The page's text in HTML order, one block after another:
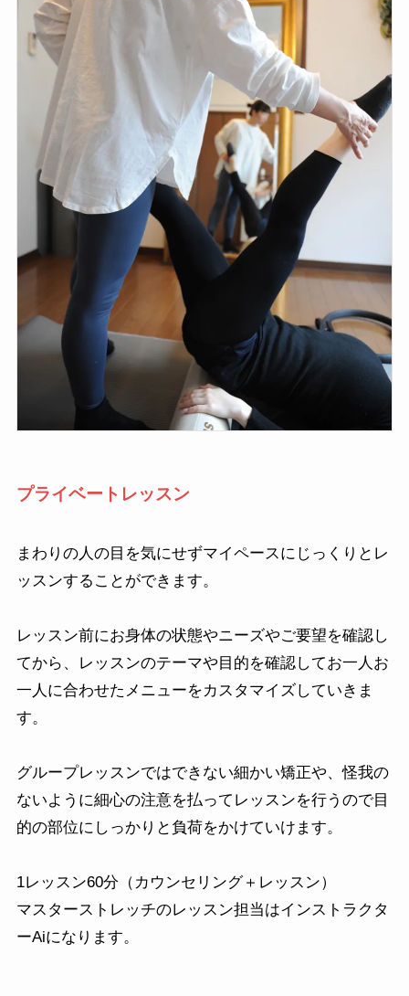
プライベートレッスン
まわりの人の目を気にせずマイペースにじっくりとレ
ッスンすることができます。
レッスン前にお身体の状態やニーズやご要望を確認し
てから、レッスンのテーマや目的を確認してお一人お
一人に合わせたメニューをカスタマイズしていきま
す。
グループレッスンではできない細かい矯正や、怪我の
ないように細心の注意を払ってレッスンを行うので目
的の部位にしっかりと負荷をかけていけます。
1レッスン60分（カウンセリング＋レッスン）
マスターストレッチのレッスン担当はインストラクタ
ーAiになります。